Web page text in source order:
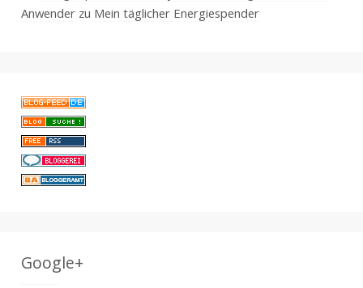
Anwenderzu Mein täglicher Energiespender
Google+